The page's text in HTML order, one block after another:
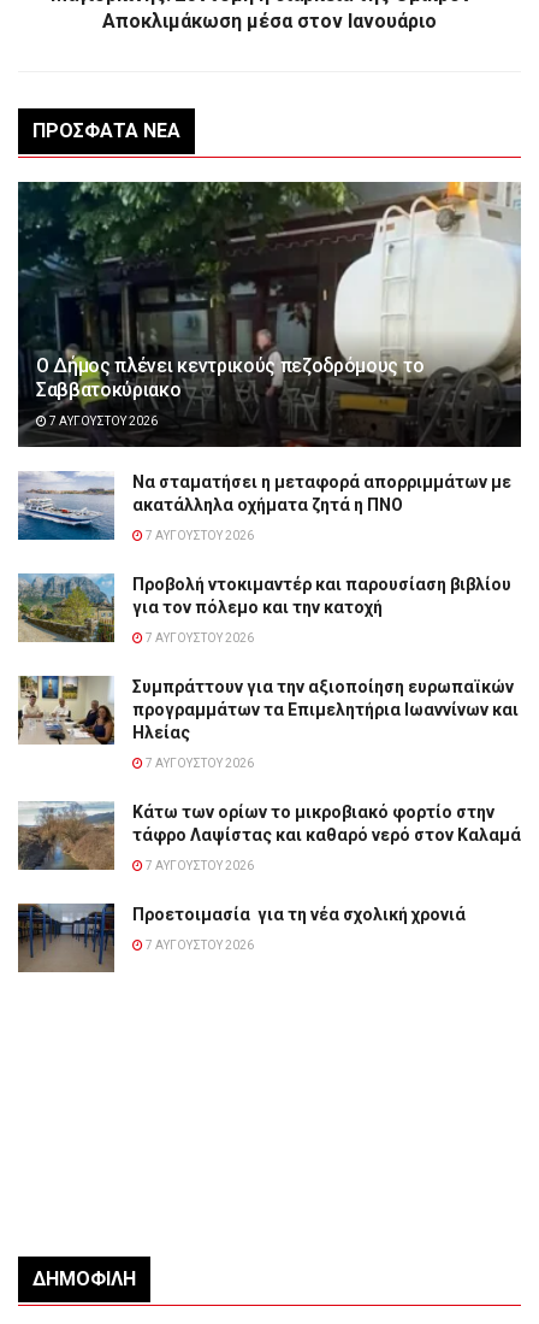
Αποκλιμάκωση μέσα στον Ιανουάριο
ΠΡΌΣΦΑΤΑ ΝΈΑ
Ο Δήμος πλένει κεντρικούς πεζοδρόμους το
Σαββατοκύριακο
7 ΑΥΓΟΎΣΤΟΥ 2026
Να σταματήσει η μεταφορά απορριμμάτων με
ακατάλληλα οχήματα ζητά η ΠΝΟ
7 ΑΥΓΟΎΣΤΟΥ 2026
Προβολή ντοκιμαντέρ και παρουσίαση βιβλίου
για τον πόλεμο και την κατοχή
7 ΑΥΓΟΎΣΤΟΥ 2026
Συμπράττουν για την αξιοποίηση ευρωπαϊκών
προγραμμάτων τα Επιμελητήρια Ιωαννίνων και
Ηλείας
7 ΑΥΓΟΎΣΤΟΥ 2026
Κάτω των ορίων το μικροβιακό φορτίο στην
τάφρο Λαψίστας και καθαρό νερό στον Καλαμά
7 ΑΥΓΟΎΣΤΟΥ 2026
Προετοιμασία για τη νέα σχολική χρονιά
7 ΑΥΓΟΎΣΤΟΥ 2026
ΔΗΜΟΦΙΛΉ